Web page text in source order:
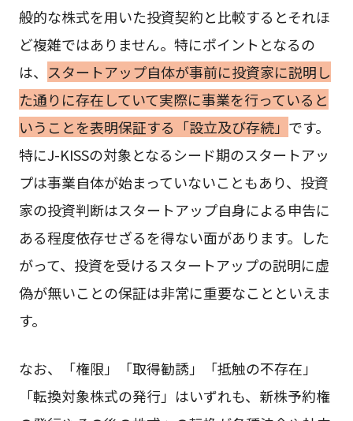
般的な株式を用いた投資契約と比較するとそれほ
ど複雑ではありません。特にポイントとなるの
は、
スタートアップ自体が事前に投資家に説明し
た通りに存在していて実際に事業を行っていると
いうことを表明保証する「設立及び存続」 です。
特にJ-KISSの対象となるシード期のスタートアッ
プは事業自体が始まっていないこともあり、投資
家の投資判断はスタートアップ自身による申告に
ある程度依存せざるを得ない面があります。した
がって、投資を受けるスタートアップの説明に虚
偽が無いことの保証は非常に重要なことといえま
す。
なお、「権限」「取得勧誘」「抵触の不存在」
「転換対象株式の発行」はいずれも、新株予約権